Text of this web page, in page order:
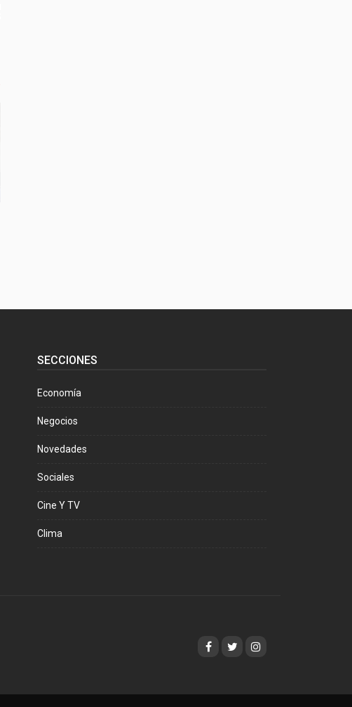
SECCIONES
Economía
Negocios
Novedades
Sociales
Cine Y TV
Clima